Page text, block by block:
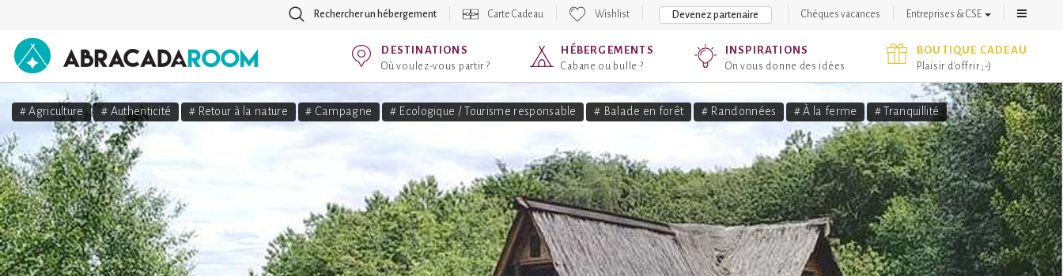
Rechercher un hébergement Carte Cadeau Wishlist Devenez partenaire Chèques vacances Entreprises & CSE
AbracadaRoom DESTINATIONS
Où voulez-vous partir ?
HÉBERGEMENTS
Cabane ou bulle ?
INSPIRATIONS
On vous donne des idées
BOUTIQUE CADEAU
Plaisir d'offrir ;-)
# Agriculture # Authenticité # Retour à la nature # Campagne # Ecologique / Tourisme responsable # Balade en forêt # Randonnées # À la ferme # Tranquillité